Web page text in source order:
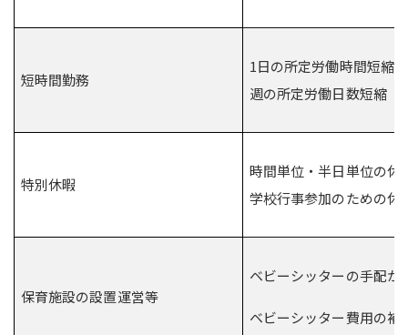
短時間勤務
1日の所定労働時間短縮
週の所定労働日数短縮
特別休暇
時間単位・半日単位の休
学校行事参加のための休
保育施設の設置運営等
ベビーシッターの手配か
ベビーシッター費用の補